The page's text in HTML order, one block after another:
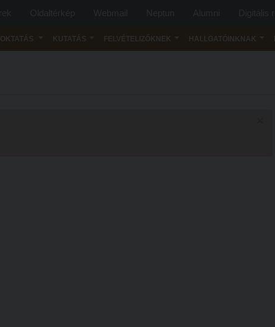
OKTATÁS KUTATÁS FELVÉTELIZŐKNEK HALLGATÓINKNAK